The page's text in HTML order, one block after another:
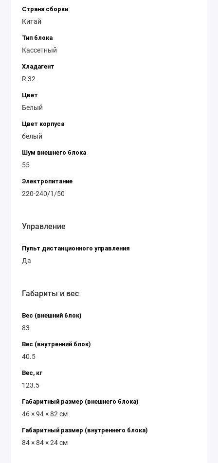
Страна сборки
Китай
Тип блока
Кассетный
Хладагент
R 32
Цвет
Белый
Цвет корпуса
белый
Шум внешнего блока
55
Электропитание
220-240/1/50
Управление
Пульт дистанционного управления
Да
Габариты и вес
Вес (внешний блок)
83
Вес (внутренний блок)
40.5
Вес, кг
123.5
Габаритный размер (внешнего блока)
46 × 94 × 82 см
Габаритный размер (внутреннего блока)
84 × 84 × 24 см